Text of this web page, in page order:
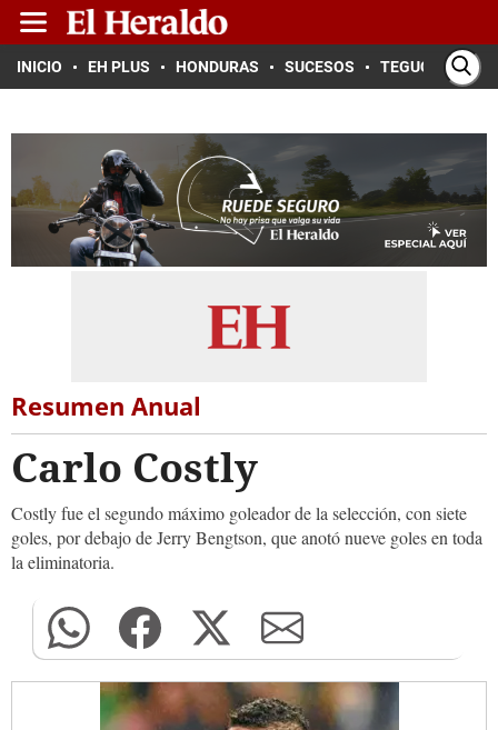
INICIO EH PLUS HONDURAS SUCESOS TEGUCIGALPA
Resumen Anual
Carlo Costly
Costly fue el segundo máximo goleador de la selección, con siete
goles, por debajo de Jerry Bengtson, que anotó nueve goles en toda
la eliminatoria.